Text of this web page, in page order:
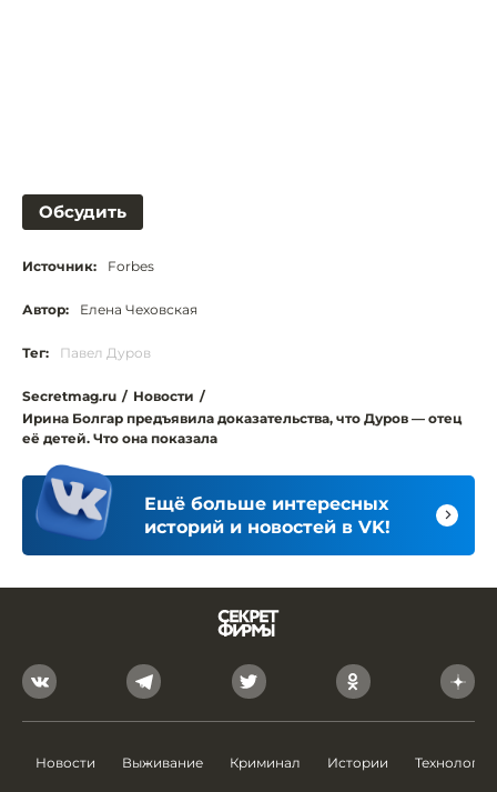
Обсудить
Источник: Forbes
Автор: Елена Чеховская
Тег: Павел Дуров
Secretmag.ru / Новости /
Ирина Болгар предъявила доказательства, что Дуров — отец
её детей. Что она показала
Ещё больше интересных
историй и новостей в VK!
Новости Выживание Криминал Истории Технологии